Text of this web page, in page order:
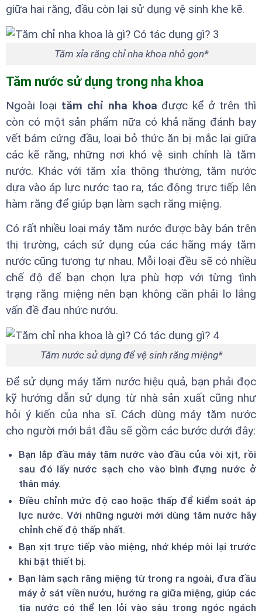
giữa hai răng, đầu còn lại sử dụng vệ sinh khe kẽ.
Tăm xỉa răng chỉ nha khoa nhỏ gọn*
Tăm nước sử dụng trong nha khoa
Ngoài loại tăm chỉ nha khoa được kể ở trên thì
còn có một sản phẩm nữa có khả năng đánh bay
vết bám cứng đầu, loại bỏ thức ăn bị mắc lại giữa
các kẽ răng, những nơi khó vệ sinh chính là tăm
nước. Khác với tăm xỉa thông thường, tăm nước
dựa vào áp lực nước tạo ra, tác động trực tiếp lên
hàm răng để giúp bạn làm sạch răng miệng.
Có rất nhiều loại máy tăm nước được bày bán trên
thị trường, cách sử dụng của các hãng máy tăm
nước cũng tương tự nhau. Mỗi loại đều sẽ có nhiều
chế độ để bạn chọn lựa phù hợp với từng tình
trạng răng miệng nên bạn không cần phải lo lắng
vấn đề đau nhức nướu.
Tăm nước sử dụng để vệ sinh răng miệng*
Để sử dụng máy tăm nước hiệu quả, bạn phải đọc
kỹ hướng dẫn sử dụng từ nhà sản xuất cũng như
hỏi ý kiến của nha sĩ. Cách dùng máy tăm nước
cho người mới bắt đầu sẽ gồm các bước dưới đây:
Bạn lắp đầu máy tăm nước vào đầu của vòi xịt, rồi
sau đó lấy nước sạch cho vào bình đựng nước ở
thân máy.
Điều chỉnh mức độ cao hoặc thấp để kiểm soát áp
lực nước. Với những người mới dùng tăm nước hãy
chỉnh chế độ thấp nhất.
Bạn xịt trực tiếp vào miệng, nhớ khép môi lại trước
khi bật thiết bị.
Bạn làm sạch răng miệng từ trong ra ngoài, đưa đầu
máy ở sát viền nướu, hướng ra giữa miệng, giúp các
tia nước có thể len lỏi vào sâu trong ngóc ngách